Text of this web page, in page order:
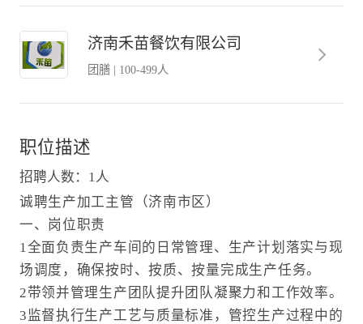
济南禾苗餐饮有限公司
团膳 | 100-499人
职位描述
招聘人数：1人
诚聘生产加工主管（济南市区）
一、岗位职责
1全面负责生产车间的日常管理、生产计划落实与现
场调度，确保按时、按质、按量完成生产任务。
2带领并管理生产团队提升团队凝聚力和工作效率。
3监督执行生产工艺与质量标准，管控生产过程中的